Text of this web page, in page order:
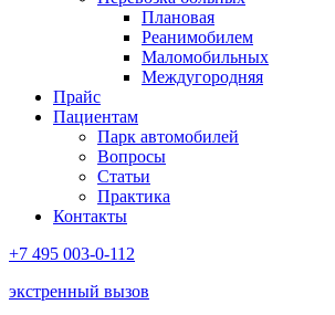
Плановая
Реанимобилем
Маломобильных
Междугородняя
Прайс
Пациентам
Парк автомобилей
Вопросы
Статьи
Практика
Контакты
+7 495 003-0-112
экстренный вызов